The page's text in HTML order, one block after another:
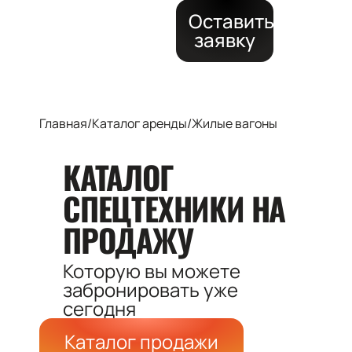
Оставить
заявку
Главная/Каталог аренды/Жилые вагоны
КАТАЛОГ
СПЕЦТЕХНИКИ НА
ПРОДАЖУ
Которую вы можете
забронироватьуже
сегодня
Каталог продажи